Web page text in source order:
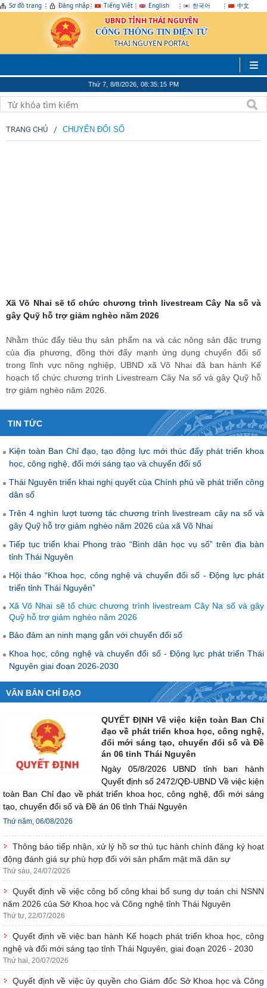
Sơ đồ trang Đăng nhập Tiếng Việt English 한국어 中文
UBND TỈNH THÁI NGUYÊN
CỔNG THÔNG TIN ĐIỆN TỬ
THAI NGUYEN PORTAL
Thứ 7, 8/8/2026, 08:35:16 PM
TRANG CHỦ CHUYỂN ĐỔI SỐ
Xã Võ Nhai sẽ tổ chức chương trình livestream Cây Na số và
gây Quỹ hỗ trợ giảm nghèo năm 2026
Nhằm thúc đẩy tiêu thụ sản phẩm na và các nông sản đặc trưng
của địa phương, đồng thời đẩy mạnh ứng dụng chuyển đổi số
trong lĩnh vực nông nghiệp, UBND xã Võ Nhai đã ban hành Kế
hoạch tổ chức chương trình Livestream Cây Na số và gây Quỹ hỗ
trợ giảm nghèo năm 2026.
TIN TỨC
Kiện toàn Ban Chỉ đạo, tạo động lực mới thúc đẩy phát triển khoa
học, công nghệ, đổi mới sáng tạo và chuyển đổi số
Thái Nguyên triển khai nghị quyết của Chính phủ về phát triển công
dân số
Trên 4 nghìn lượt tương tác chương trình livestream cây na số và
gây Quỹ hỗ trợ giảm nghèo năm 2026 của xã Võ Nhai
Tiếp tục triển khai Phong trào “Bình dân học vụ số” trên địa bàn
tỉnh Thái Nguyên
Hội thảo “Khoa học, công nghệ và chuyển đổi số - Động lực phát
triển tỉnh Thái Nguyên”
Xã Võ Nhai sẽ tổ chức chương trình livestream Cây Na số và gây
Quỹ hỗ trợ giảm nghèo năm 2026
Bảo đảm an ninh mạng gắn với chuyển đổi số
Khoa học, công nghệ và chuyển đổi số - Động lực phát triển Thái
Nguyên giai đoạn 2026-2030
VĂN BẢN CHỈ ĐẠO
QUYẾT ĐỊNH Về việc kiện toàn Ban Chỉ
đạo về phát triển khoa học, công nghệ,
đổi mới sáng tạo, chuyển đổi số và Đề
án 06 tỉnh Thái Nguyên
Ngày 05/8/2026 UBND tỉnh ban hành
Quyết định số 2472/QĐ-UBND Về việc kiện
toàn Ban Chỉ đạo về phát triển khoa học, công nghệ, đổi mới sáng
tạo, chuyển đổi số và Đề án 06 tỉnh Thái Nguyên
Thứ năm, 06/08/2026
động đánh giá sự phù hợp đối với sản phẩm mật mã dân sự
Thứ sáu, 24/07/2026
năm 2026 của Sở Khoa học và Công nghệ tỉnh Thái Nguyên
Thứ tư, 22/07/2026
nghệ và đổi mới sáng tạo tỉnh Thái Nguyên, giai đoạn 2026 - 2030
Thứ hai, 20/07/2026